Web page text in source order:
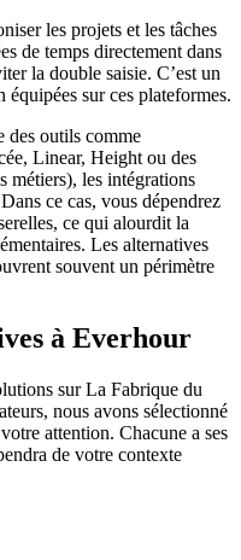
les projets et les tâches
de temps directement dans
la double saisie. C’est un
sur ces plateformes.
des outils comme
Linear, Height ou des
métiers), les intégrations
ce cas, vous dépendrez
ce qui alourdit la
Les alternatives
souvent un périmètre
à Everhour
sur La Fabrique du
nous avons sélectionné
attention. Chacune a ses
de votre contexte